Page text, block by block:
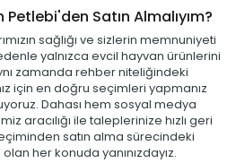
Petlebi'den Satın Almalıyım?
sağlığı ve sizlerin memnuniyeti
yalnızca evcil hayvan ürünlerini
zamanda rehber niteliğindeki
için en doğru seçimleri yapmanız
Dahası hem sosyal medya
aracılığı ile taleplerinize hızlı geri
satın alma sürecindeki
her konuda yanınızdayız.